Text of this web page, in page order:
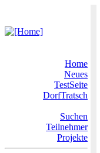
Home
Neues
TestSeite
DorfTratsch
Suchen
Teilnehmer
Projekte